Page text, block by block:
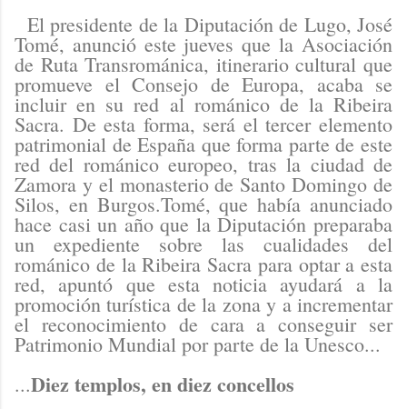
El presidente de la Diputación de Lugo, José
Tomé, anunció este jueves que la Asociación
de Ruta Transrománica, itinerario cultural que
promueve el Consejo de Europa, acaba se
incluir en su red al románico de la Ribeira
Sacra. De esta forma, será el tercer elemento
patrimonial de España que forma parte de este
red del románico europeo, tras la ciudad de
Zamora y el monasterio de Santo Domingo de
Silos, en Burgos.Tomé, que había anunciado
hace casi un año que la Diputación preparaba
un expediente sobre las cualidades del
románico de la Ribeira Sacra para optar a esta
red, apuntó que esta noticia ayudará a la
promoción turística de la zona y a incrementar
el reconocimiento de cara a conseguir ser
Patrimonio Mundial por parte de la Unesco...
...Diez templos, en diez concellos